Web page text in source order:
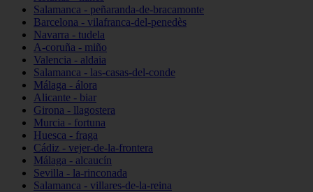
Salamanca - peñaranda-de-bracamonte
Barcelona - vilafranca-del-penedès
Navarra - tudela
A-coruña - miño
Valencia - aldaia
Salamanca - las-casas-del-conde
Málaga - álora
Alicante - biar
Girona - llagostera
Murcia - fortuna
Huesca - fraga
Cádiz - vejer-de-la-frontera
Málaga - alcaucín
Sevilla - la-rinconada
Salamanca - villares-de-la-reina